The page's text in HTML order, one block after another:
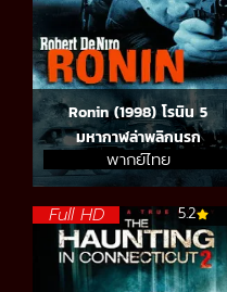
Ronin (1998) โรนิน 5
มหากาฬล่าพลิกนรก
พากย์ไทย
Full HD 5.2